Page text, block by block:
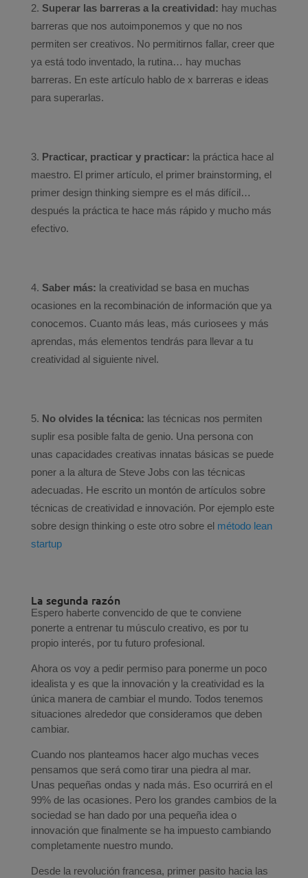
Superar las barreras a la creatividad: hay muchas
barreras que nos autoimponemos y que no nos
permiten ser creativos. No permitirnos fallar, creer que
ya está todo inventado, la rutina… hay muchas
barreras. En este artículo hablo de x barreras e ideas
para superarlas.
Practicar, practicar y practicar: la práctica hace al
maestro. El primer artículo, el primer brainstorming, el
primer design thinking siempre es el más difícil…
después la práctica te hace más rápido y mucho más
efectivo.
Saber más: la creatividad se basa en muchas
ocasiones en la recombinación de información que ya
conocemos. Cuanto más leas, más curiosees y más
aprendas, más elementos tendrás para llevar a tu
creatividad al siguiente nivel.
No olvides la técnica: las técnicas nos permiten
suplir esa posible falta de genio. Una persona con
unas capacidades creativas innatas básicas se puede
poner a la altura de Steve Jobs con las técnicas
adecuadas. He escrito un montón de artículos sobre
técnicas de creatividad e innovación. Por ejemplo este
sobre design thinking o este otro sobre el método lean
startup
La segunda razón
Espero haberte convencido de que te conviene
ponerte a entrenar tu músculo creativo, es por tu
propio interés, por tu futuro profesional.
Ahora os voy a pedir permiso para ponerme un poco
idealista y es que la innovación y la creatividad es la
única manera de cambiar el mundo. Todos tenemos
situaciones alrededor que consideramos que deben
cambiar.
Cuando nos planteamos hacer algo muchas veces
pensamos que será como tirar una piedra al mar.
Unas pequeñas ondas y nada más. Eso ocurrirá en el
99% de las ocasiones. Pero los grandes cambios de la
sociedad se han dado por una pequeña idea o
innovación que finalmente se ha impuesto cambiando
completamente nuestro mundo.
Desde la revolución francesa, primer pasito hacia las